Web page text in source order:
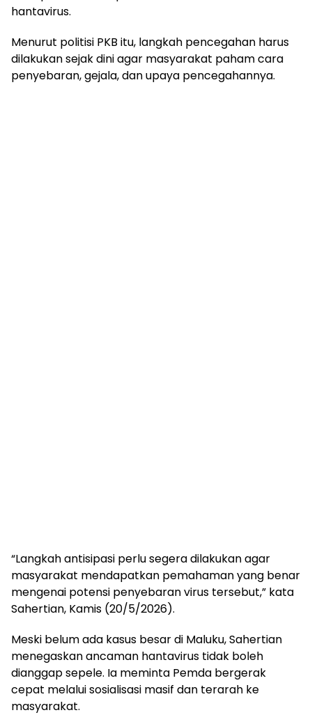
hantavirus.
Menurut politisi PKB itu, langkah pencegahan harus
dilakukan sejak dini agar masyarakat paham cara
penyebaran, gejala, dan upaya pencegahannya.
“Langkah antisipasi perlu segera dilakukan agar
masyarakat mendapatkan pemahaman yang benar
mengenai potensi penyebaran virus tersebut,” kata
Sahertian, Kamis (20/5/2026).
Meski belum ada kasus besar di Maluku, Sahertian
menegaskan ancaman hantavirus tidak boleh
dianggap sepele. Ia meminta Pemda bergerak
cepat melalui sosialisasi masif dan terarah ke
masyarakat.